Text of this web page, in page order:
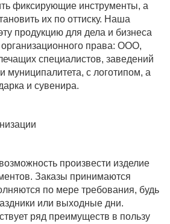
фиксирующие инструменты, а
их по оттиску. Наша
продукцию для дела и бизнеса
права: ООО,
специалистов, заведений
муниципалитета, с логотипом, а
и сувенира.
произвести изделие
Заказы принимаются
по мере требования, будь
или выходные дни.
ряд преимуществ в пользу